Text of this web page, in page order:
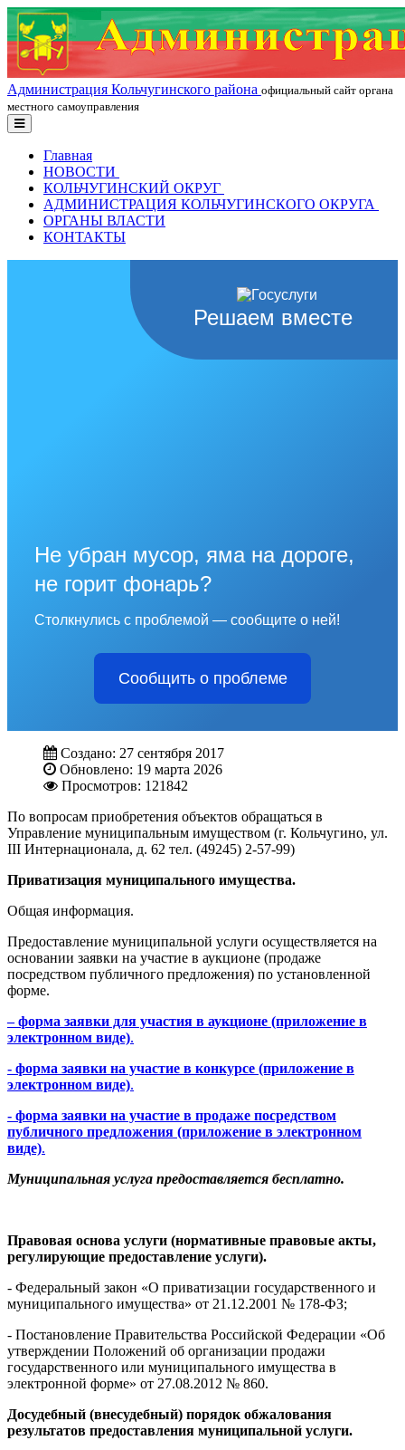
Администрация Кольчугинского района официальный сайт органа
местного самоуправления
Главная
НОВОСТИ
КОЛЬЧУГИНСКИЙ ОКРУГ
АДМИНИСТРАЦИЯ КОЛЬЧУГИНСКОГО ОКРУГА
ОРГАНЫ ВЛАСТИ
КОНТАКТЫ
Решаем вместе
Не убран мусор, яма на дороге,
не горит фонарь?
Столкнулись с проблемой — сообщите о ней!
Сообщить о проблеме
Создано: 27 сентября 2017
Обновлено: 19 марта 2026
Просмотров: 121842
По вопросам приобретения объектов обращаться в
Управление муниципальным имуществом (г. Кольчугино, ул.
III Интернационала, д. 62 тел. (49245) 2-57-99)
Приватизация муниципального имущества.
Общая информация.
Предоставление муниципальной услуги осуществляется на
основании заявки на участие в аукционе (продаже
посредством публичного предложения) по установленной
форме.
– форма заявки для участия в аукционе (приложение в
электронном виде).
- форма заявки на участие в конкурсе (приложение в
электронном виде).
- форма заявки на участие в продаже посредством
публичного предложения (приложение в электронном
виде).
Муниципальная услуга предоставляется бесплатно.
Правовая основа услуги (нормативные правовые акты,
регулирующие предоставление услуги).
- Федеральный закон «О приватизации государственного и
муниципального имущества» от 21.12.2001 № 178-ФЗ;
- Постановление Правительства Российской Федерации «Об
утверждении Положений об организации продажи
государственного или муниципального имущества в
электронной форме» от 27.08.2012 № 860.
Досудебный (внесудебный) порядок обжалования
результатов предоставления муниципальной услуги.